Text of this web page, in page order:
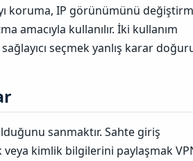
koruma, IP görünümünü
amacıyla kullanılır. İki kullanım
seçmek yanlış karar
sanmaktır. Sahte giriş
kimlik bilgilerini paylaşmak